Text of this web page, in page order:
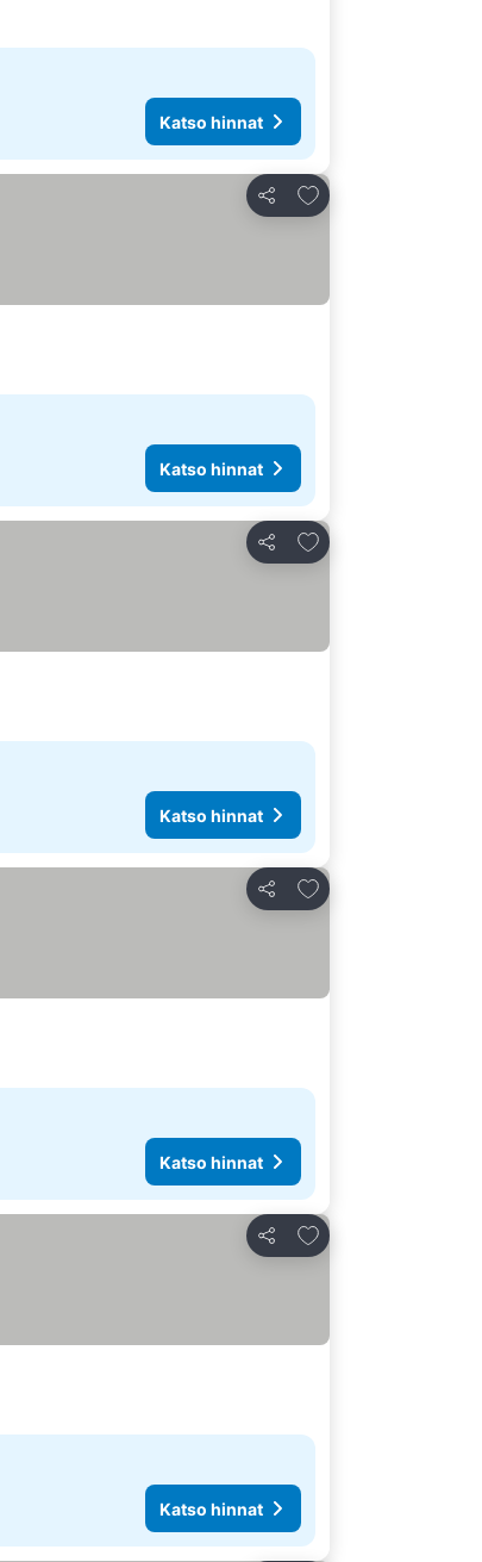
Katso hinnat
Jaa
Lisää suosikkeihin
Katso hinnat
Jaa
Lisää suosikkeihin
Katso hinnat
Jaa
Lisää suosikkeihin
Katso hinnat
Jaa
Lisää suosikkeihin
Katso hinnat